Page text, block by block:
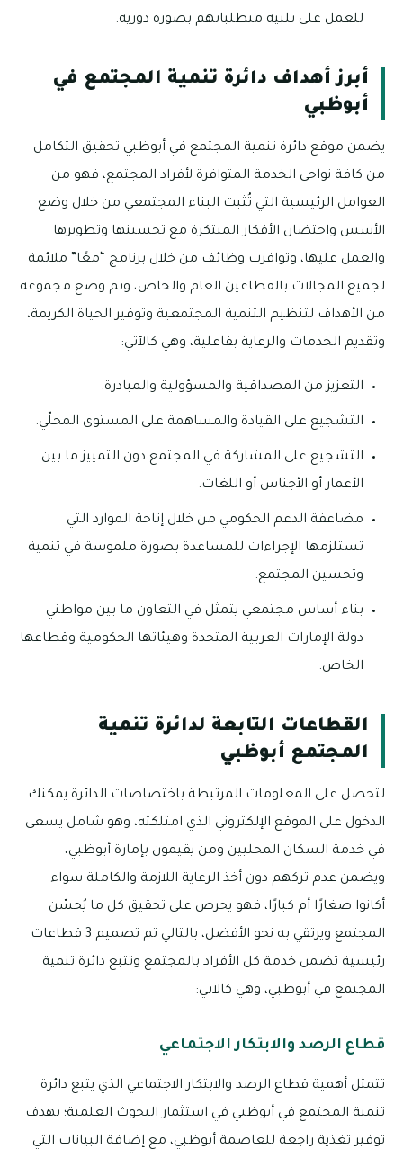
للعمل على تلبية متطلباتهم بصورة دورية.
أبرز أهداف دائرة تنمية المجتمع في
أبوظبي
يضمن موقع دائرة تنمية المجتمع في أبوظبي تحقيق التكامل
من كافة نواحي الخدمة المتوافرة لأفراد المجتمع، فهو من
العوامل الرئيسية التي تُثبت البناء المجتمعي من خلال وضع
الأسس واحتضان الأفكار المبتكرة مع تحسينها وتطويرها
والعمل عليها، وتوافرت وظائف من خلال برنامج “معًا” ملائمة
لجميع المجالات بالقطاعين العام والخاص، وتم وضع مجموعة
من الأهداف لتنظيم التنمية المجتمعية وتوفير الحياة الكريمة،
وتقديم الخدمات والرعاية بفاعلية، وهي كالآتي:
التعزيز من المصداقية والمسؤولية والمبادرة.
التشجيع على القيادة والمساهمة على المستوى المحلّي.
التشجيع على المشاركة في المجتمع دون التمييز ما بين
الأعمار أو الأجناس أو اللغات.
مضاعفة الدعم الحكومي من خلال إتاحة الموارد التي
تستلزمها الإجراءات للمساعدة بصورة ملموسة في تنمية
وتحسين المجتمع.
بناء أساس مجتمعي يتمثل في التعاون ما بين مواطني
دولة الإمارات العربية المتحدة وهيئاتها الحكومية وقطاعها
الخاص.
القطاعات التابعة لدائرة تنمية
المجتمع أبوظبي
لتحصل على المعلومات المرتبطة باختصاصات الدائرة يمكنك
الدخول على الموقع الإلكتروني الذي امتلكته، وهو شامل يسعى
في خدمة السكان المحليين ومن يقيمون بإمارة أبوظبي،
ويضمن عدم تركهم دون أخذ الرعاية اللازمة والكاملة سواء
أكانوا صغارًا أم كبارًا، فهو يحرص على تحقيق كل ما يُحسّن
المجتمع ويرتقي به نحو الأفضل، بالتالي تم تصميم 3 قطاعات
رئيسية تضمن خدمة كل الأفراد بالمجتمع وتتبع دائرة تنمية
المجتمع في أبوظبي، وهي كالآتي:
قطاع الرصد والابتكار الاجتماعي
تتمثل أهمية قطاع الرصد والابتكار الاجتماعي الذي يتبع دائرة
تنمية المجتمع في أبوظبي في استثمار البحوث العلمية؛ بهدف
توفير تغذية راجعة للعاصمة أبوظبي، مع إضافة البيانات التي